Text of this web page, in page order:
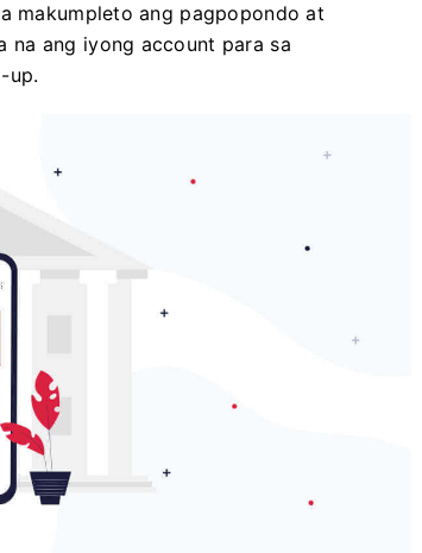
makumpleto ang pagpopondo at
na ang iyong account para sa
up.